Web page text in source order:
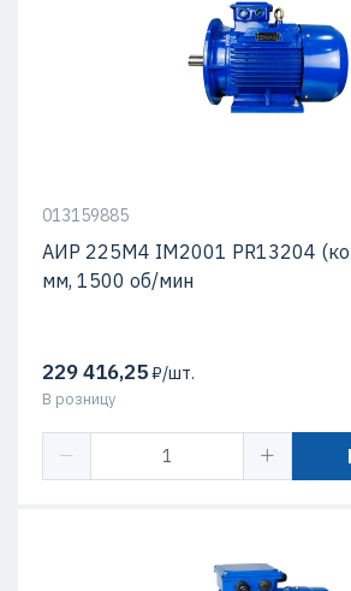
013159885
АИР 225М4 IM2001 PR13204
мм, 1500 об/мин
229 416,25₽/шт.
В розницу